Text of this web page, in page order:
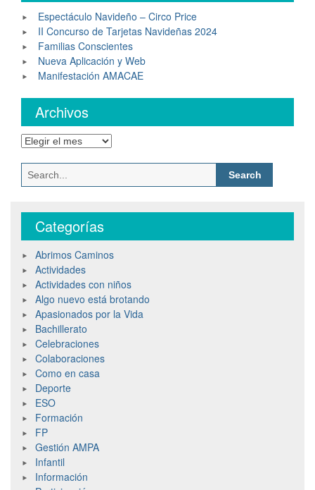
Espectáculo Navideño – Circo Price
II Concurso de Tarjetas Navideñas 2024
Familias Conscientes
Nueva Aplicación y Web
Manifestación AMACAE
Archivos
Categorías
Abrimos Caminos
Actividades
Actividades con niños
Algo nuevo está brotando
Apasionados por la Vida
Bachillerato
Celebraciones
Colaboraciones
Como en casa
Deporte
ESO
Formación
FP
Gestión AMPA
Infantil
Información